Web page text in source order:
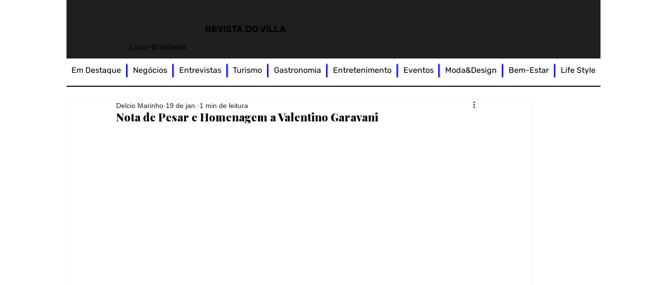
REVISTA DO VILLA
Luso-Brasileira
Nota de Pesar e Homenagem a Valentino Garavani
Delcio Marinho 19 de jan. 1 min de leitura
Em Destaque Negócios Entrevistas Turismo Gastronomia Entretenimento Eventos Moda&Design Bem-Estar Life Style